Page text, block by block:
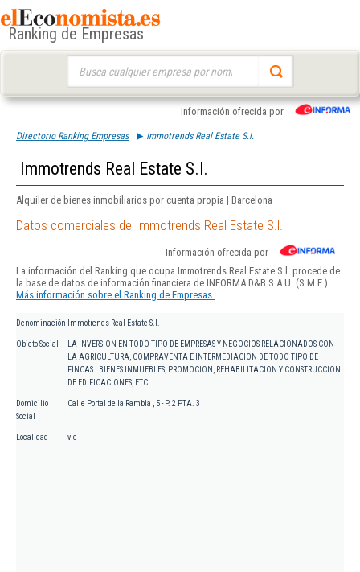
Ranking de Empresas
Información ofrecida por
Directorio Ranking Empresas Immotrends Real Estate S.l.
Immotrends Real Estate S.l.
Alquiler de bienes inmobiliarios por cuenta propia | Barcelona
Datos comerciales de Immotrends Real Estate S.l.
Información ofrecida por
La información del Ranking que ocupa Immotrends Real Estate S.l. procede de
la base de datos de información financiera de INFORMA D&B S.A.U. (S.M.E.).
Más información sobre el Ranking de Empresas.
Denominación Immotrends Real Estate S.l.
Objeto Social
LA INVERSION EN TODO TIPO DE EMPRESAS Y NEGOCIOS RELACIONADOS CON
LA AGRICULTURA, COMPRAVENTA E INTERMEDIACION DE TODO TIPO DE
FINCAS I BIENES INMUEBLES, PROMOCION, REHABILITACION Y CONSTRUCCION
DE EDIFICACIONES, ETC
Domicilio
Social
Calle Portal de la Rambla , 5 - P. 2 PTA. 3
Localidad vic